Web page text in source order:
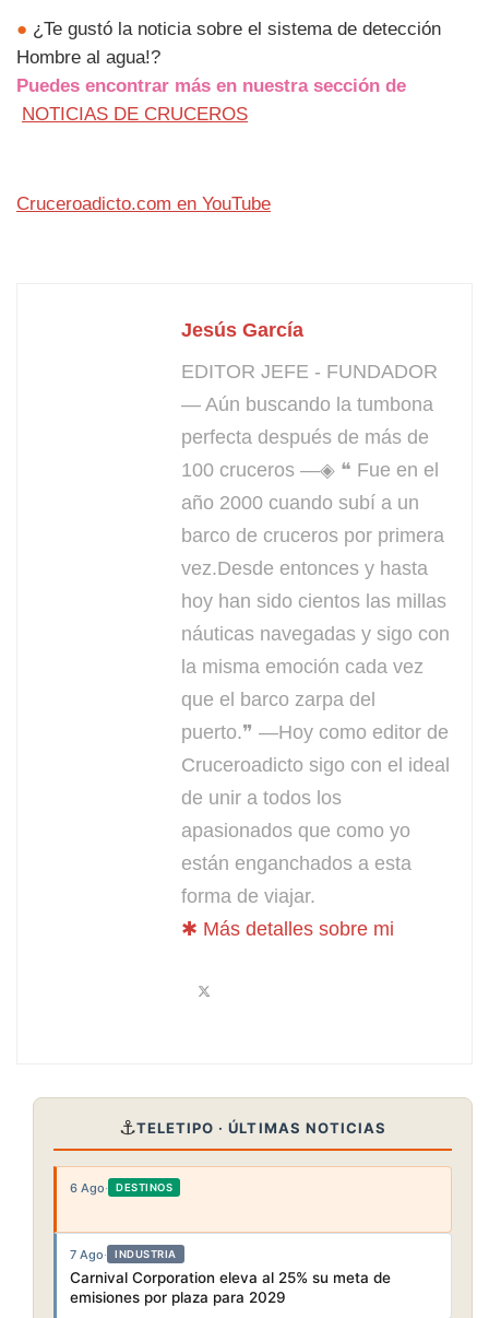
● ¿Te gustó la noticia sobre el sistema de detección
Hombre al agua!?
Puedes encontrar más en nuestra sección de
NOTICIAS DE CRUCEROS
Cruceroadicto.com en YouTube
Jesús García
EDITOR JEFE - FUNDADOR
— Aún buscando la tumbona
perfecta después de más de
100 cruceros —◈ ❝ Fue en el
año 2000 cuando subí a un
barco de cruceros por primera
vez.Desde entonces y hasta
hoy han sido cientos las millas
náuticas navegadas y sigo con
la misma emoción cada vez
que el barco zarpa del
puerto.❞ —Hoy como editor de
Cruceroadicto sigo con el ideal
de unir a todos los
apasionados que como yo
están enganchados a esta
forma de viajar.
✱ Más detalles sobre mi
⚓TELETIPO · ÚLTIMAS NOTICIAS
6 Ago· DESTINOS
7 Ago· INDUSTRIA
Carnival Corporation eleva al 25% su meta de
emisiones por plaza para 2029